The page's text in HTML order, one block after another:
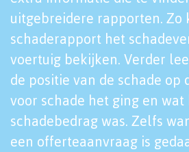
uitgebreidere rapporten. Zo
schaderapport het
voertuig bekijken. Verder
de positie van de schade op
voor schade het ging en wat
schadebedrag was. Zelfs
een offerteaanvraag is